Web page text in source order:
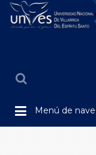
Menú de